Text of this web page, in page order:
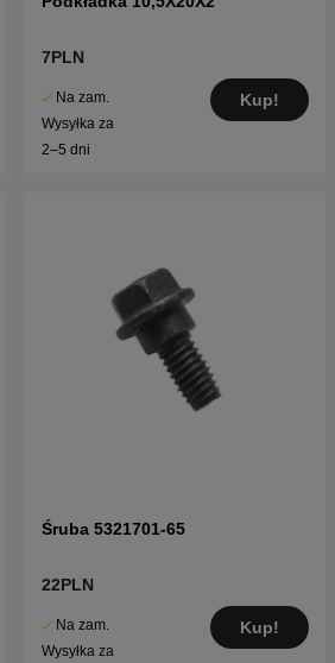
7PLN
Na zam.
Wysyłka za
2–5 dni
Kup!
Śruba 5321701-65
22PLN
Na zam.
Wysyłka za
Kup!